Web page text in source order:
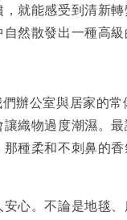
就能感受到清新
然散發出一種高級
辦公室與居家的
織物過度潮濕。
種柔和不刺鼻的
心。不論是地毯